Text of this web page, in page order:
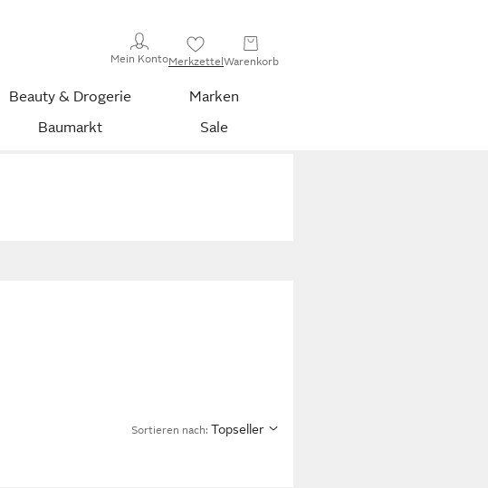
Mein KontoMerkzettelWarenkorb
Beauty & Drogerie
Marken
Baumarkt Sale
Sortieren nach: Topseller